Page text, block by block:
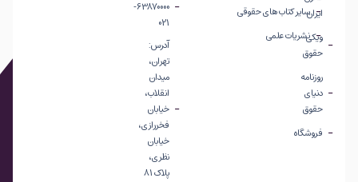
ایران
ویکی
حقوق
روزنامه
دنیای
حقوق
فروشگاه
سایر کتاب های حقوقی
نشریات علمی
63870000-
021
آدرس:
تهران،
میدان
انقلاب،
خیابان
فخررازی،
خیابان
نظری،
پلاک 81